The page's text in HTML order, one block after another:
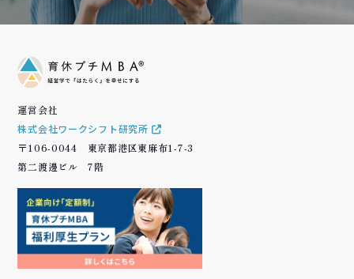
運営会社
株式会社ワークシフト研究所
〒106-0044 東京都港区東麻布1-7-3
第二渡邊ビル 7階